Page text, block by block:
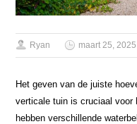
Ryan maart 25, 2025
Het geven van de juiste
verticale tuin is cruciaal voor
hebben verschillende